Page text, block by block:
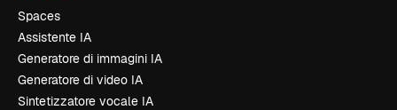
Spaces
Assistente IA
Generatore di immagini IA
Generatore di video IA
Sintetizzatore vocale IA